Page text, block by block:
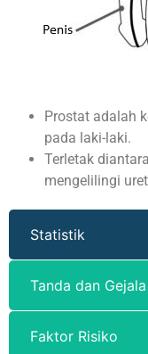
Prostat adalah
pada laki-laki.
Terletak
mengelilingi
Statistik
Tanda dan Gejala
Faktor Risiko